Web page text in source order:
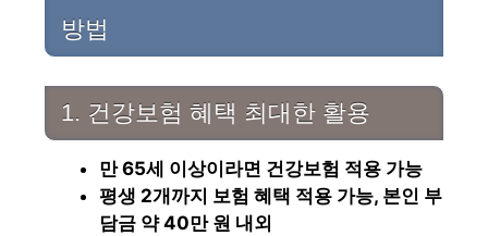
방법
1. 건강보험 혜택 최대한 활용
만 65세 이상이라면 건강보험 적용 가능
평생 2개까지 보험 혜택 적용 가능, 본인 부
담금 약 40만 원 내외